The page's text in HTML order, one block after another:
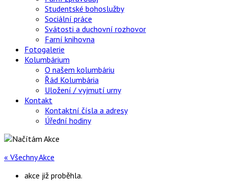
Studentské bohoslužby
Sociální práce
Svátosti a duchovní rozhovor
Farní knihovna
Fotogalerie
Kolumbárium
O našem kolumbáriu
Řád Kolumbária
Uložení / vyjmutí urny
Kontakt
Kontaktní čísla a adresy
Úřední hodiny
« Všechny Akce
akce již proběhla.